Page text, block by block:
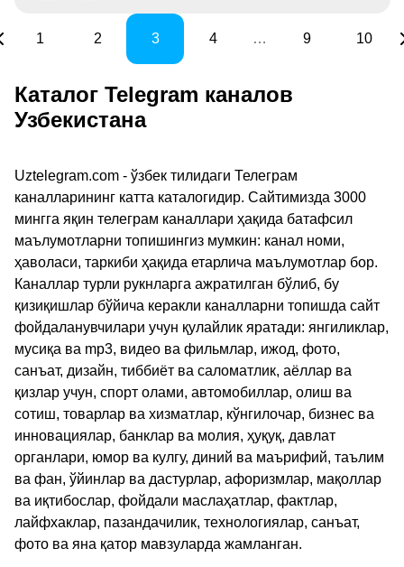
1 2 3 4 … 9 10
Каталог Telegram каналов
Узбекистана
Uztelegram.com - ўзбек тилидаги Телеграм
каналларининг катта каталогидир. Сайтимизда 3000
мингга яқин телеграм каналлари ҳақида батафсил
маълумотларни топишингиз мумкин: канал номи,
ҳаволаси, таркиби ҳақида етарлича маълумотлар бор.
Каналлар турли рукнларга ажратилган бўлиб, бу
қизиқишлар бўйича керакли каналларни топишда сайт
фойдаланувчилари учун қулайлик яратади: янгиликлар,
мусиқа ва mp3, видео ва фильмлар, ижод, фото,
санъат, дизайн, тиббиёт ва саломатлик, аёллар ва
қизлар учун, спорт олами, автомобиллар, олиш ва
сотиш, товарлар ва хизматлар, кўнгилочар, бизнес ва
инновациялар, банклар ва молия, ҳуқуқ, давлат
органлари, юмор ва кулгу, диний ва маърифий, таълим
ва фан, ўйинлар ва дастурлар, афоризмлар, мақоллар
ва иқтибослар, фойдали маслаҳатлар, фактлар,
лайфхаклар, пазандачилик, технологиялар, санъат,
фото ва яна қатор мавзуларда жамланган.